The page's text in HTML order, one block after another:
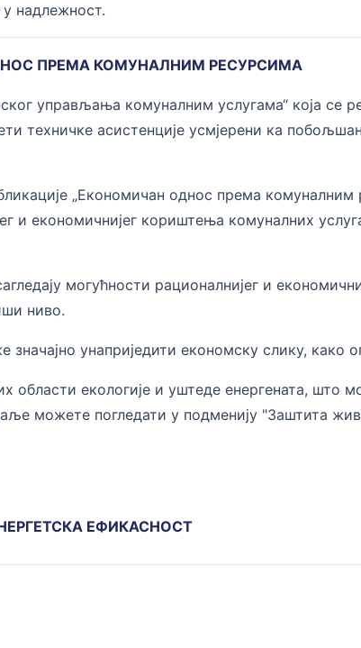
надлежност.
ПРЕМА КОМУНАЛНИМ РЕСУРСИМА
управљања комуналним услугама“ која се
техничке асистенције усмјерени ка
„Економичан однос према комуналним
и економичнијег кориштења комуналних
могућности рационалнијег и
ниво.
унаприједити економску слику, како
области екологије и уштеде енергената, што
Даље можете погледати у
ЕФИКАСНОСТ